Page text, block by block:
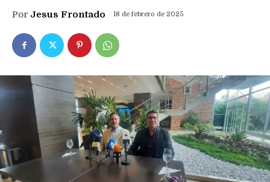
Por Jesus Frontado 18 de febrero de 2025